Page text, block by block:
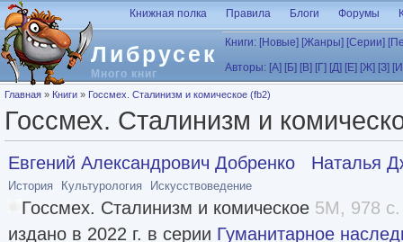
Перейти к основному содержанию
Либрусек
Много книг
Книжная полка Правила Блоги Форумы
Книги: [Новые] [Жанры] [Серии]
Авторы: [А] [Б] [В] [Г] [Д] [Е] [Ж] [З]
Вы здесь
Главная » Книги » Госсмех. Сталинизм и комическое (fb2)
Госсмех. Сталинизм и
Евгений Александрович Добренко Наталья
История Культурология Искусствоведение
Госсмех. Сталинизм и комическое 5M, 978 с.
издано в 2022 г. в серии Гуманитарное